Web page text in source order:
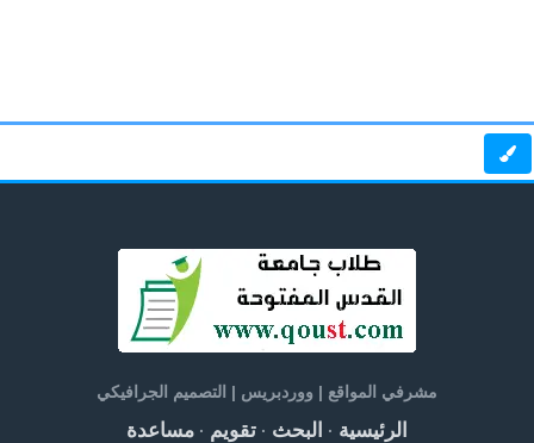
مشرفي المواقع | ووردبريس | التصميم الجرافيكي
الرئيسية· البحث· تقويم· مساعدة